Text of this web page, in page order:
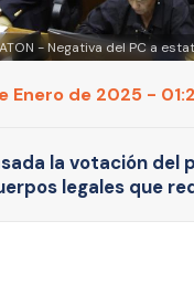
ATON - Negativa del PC a
Enero de 2025 -
la votación del
legales que